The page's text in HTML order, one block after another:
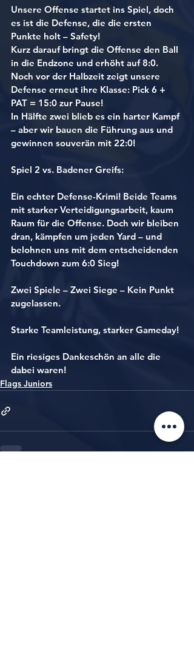
Unsere Offense startet ins Spiel, doch
es ist die Defense, die die ersten
Punkte holt – Safety!
Kurz darauf bringt die Offense den Ball
in die Endzone und erhöht auf 8:0.
Noch vor der Halbzeit zeigt unsere
Defense erneut ihre Klasse: Pick 6 +
PAT = 15:0 zur Pause!
In Hälfte zwei blieb es ein harter Kampf
– aber wir bauen die Führung aus und
gewinnen souverän mit 22:0!
Spiel 2 vs. Badener Greifs:
Ein echter Defense-Krimi! Beide Teams
mit starker Verteidigungsarbeit, kaum
Raum für die Offense. Doch wir bleiben
dran, kämpfen um jeden Yard – und
belohnen uns mit dem entscheidenden
Touchdown zum 6:0 Sieg!
Zwei Spiele – Zwei Siege – Kein Punkt
zugelassen.
Starke Teamleistung, starker Gameday!
Ein riesiges Dankeschön an alle die
dabei waren!
Flags Juniors